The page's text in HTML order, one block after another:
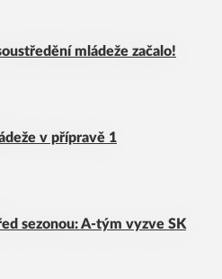
mládeže začalo!
v přípravě 1
sezonou: A-tým vyzve SK